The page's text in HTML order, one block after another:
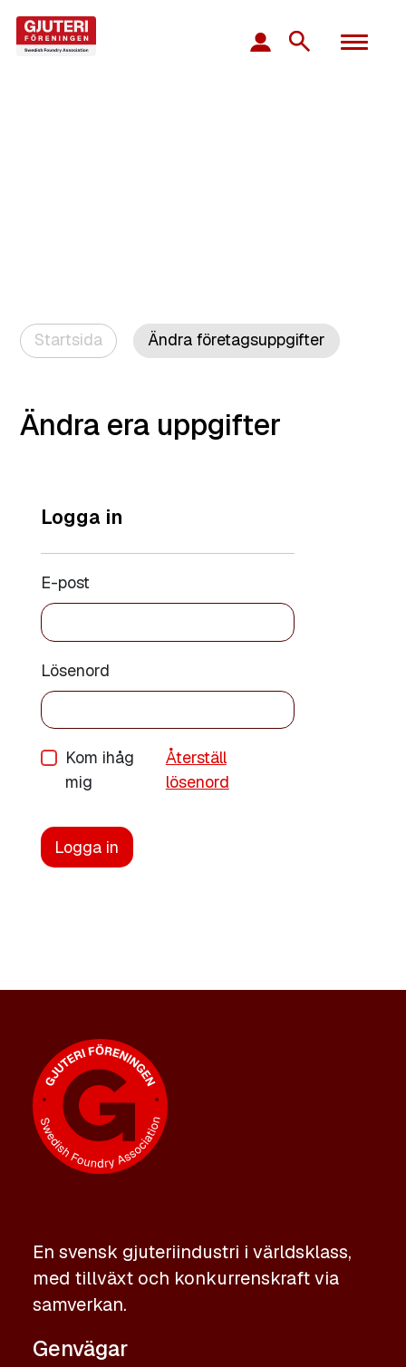
Startsida Ändra företagsuppgifter
Ändra era uppgifter
Logga in
E-post
Lösenord
Kom ihåg
mig
Återställ
lösenord
Logga in
En svensk gjuteriindustri i världsklass,
med tillväxt och konkurrenskraft via
samverkan.
Genvägar